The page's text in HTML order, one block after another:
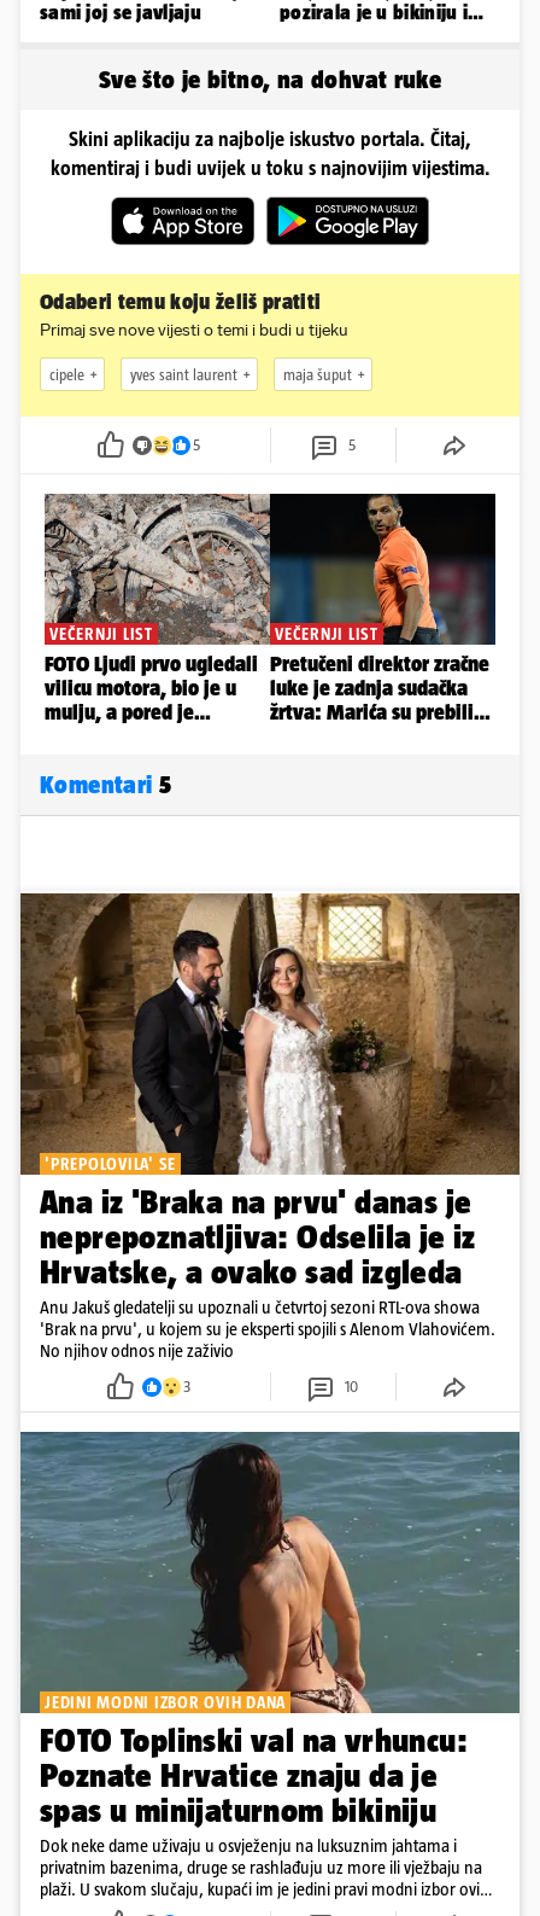
sami joj se javljaju
pozirala je u bikiniju i
Sve što je bitno, na dohvat ruke
Skini aplikaciju za najbolje iskustvo portala. Čitaj,
komentiraj i budi uvijek u toku s najnovijim vijestima.
Odaberi temu koju želiš pratiti
Primaj sve nove vijesti o temi i budi u tijeku
cipele yves saint laurent maja šuput
5 5
Komentari 5
'PREPOLOVILA' SE
Ana iz 'Braka na prvu' danas je
neprepoznatljiva: Odselila je iz
Hrvatske, a ovako sad izgleda
Anu Jakuš gledatelji su upoznali u četvrtoj sezoni RTL-ova showa
'Brak na prvu', u kojem su je eksperti spojili s Alenom Vlahovićem.
No njihov odnos nije zaživio
3 10
JEDINI MODNI IZBOR OVIH DANA
FOTO Toplinski val na vrhuncu:
Poznate Hrvatice znaju da je
spas u minijaturnom bikiniju
Dok neke dame uživaju u osvježenju na luksuznim jahtama i
privatnim bazenima, druge se rashlađuju uz more ili vježbaju na
plaži. U svakom slučaju, kupaći im je jedini pravi modni izbor ovih